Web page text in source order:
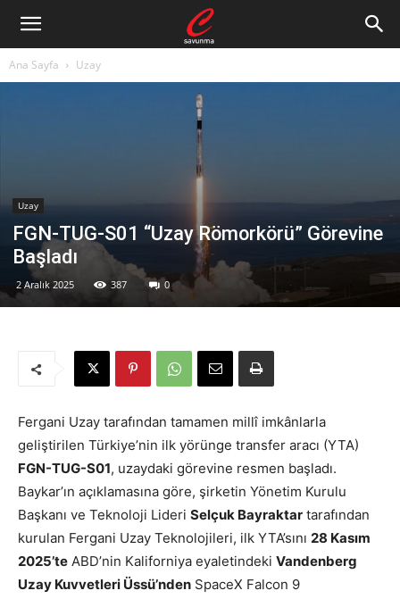
Ana Sayfa Uzay
Uzay
FGN-TUG-S01 “Uzay Römorkörü” Görevine
Başladı
2 Aralık 2025 387 0
Fergani Uzay tarafından tamamen millî imkânlarla
geliştirilen Türkiye’nin ilk yörünge transfer aracı (YTA)
FGN-TUG-S01, uzaydaki görevine resmen başladı.
Baykar’ın açıklamasına göre, şirketin Yönetim Kurulu
Başkanı ve Teknoloji Lideri Selçuk Bayraktar tarafından
kurulan Fergani Uzay Teknolojileri, ilk YTA’sını 28 Kasım
2025’te ABD’nin Kaliforniya eyaletindeki Vandenberg
Uzay Kuvvetleri Üssü’nden SpaceX Falcon 9